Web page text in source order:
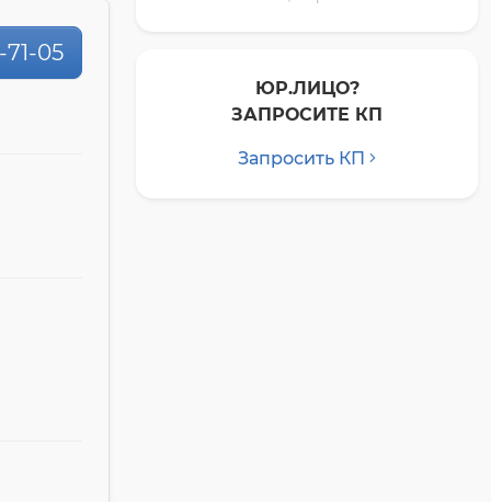
71-05
ЮР.ЛИЦО?
ЗАПРОСИТЕ КП
Запросить КП